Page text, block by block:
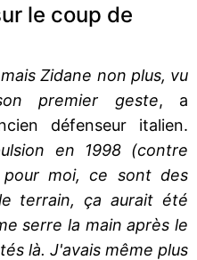
le coup de
Zidane non plus, vu
premier geste, a
défenseur italien.
en 1998 (contre
pour moi, ce sont des
terrain, ça aurait été
serre la main après le
là. J'avais même plus